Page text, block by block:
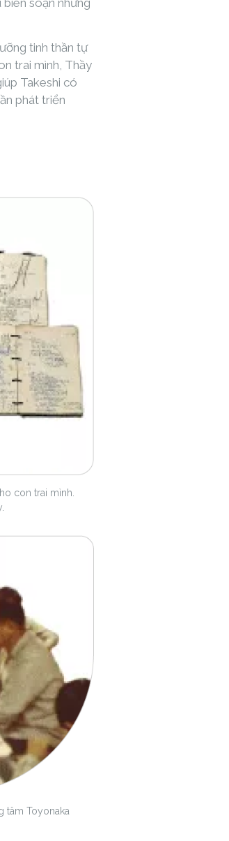
tinh thần tự
trai mình, Thầy
Takeshi có
phát triển
con trai mình.
tâm Toyonaka